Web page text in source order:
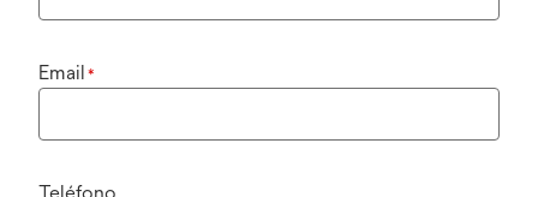
Email *
Teléfono